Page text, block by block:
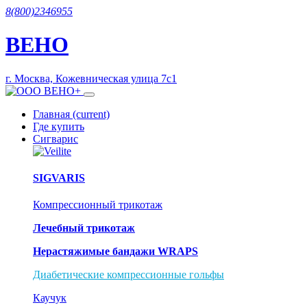
8(800)2346955
ВЕНО
г. Москва, Кожевническая улица 7с1
Главная (current)
Где купить
Сигварис
SIGVARIS
Компрессионный трикотаж
Лечебный трикотаж
Нерастяжимые бандажи WRAPS
Диабетические компрессионные гольфы
Каучук